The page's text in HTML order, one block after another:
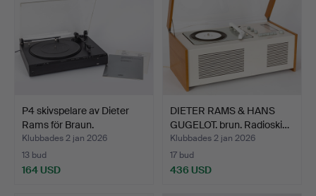
P4 skivspelare av Dieter
Rams för Braun.
Klubbades 2 jan 2026
13 bud
164 USD
DIETER RAMS & HANS
GUGELOT. brun. Radioski…
Klubbades 2 jan 2026
17 bud
436 USD